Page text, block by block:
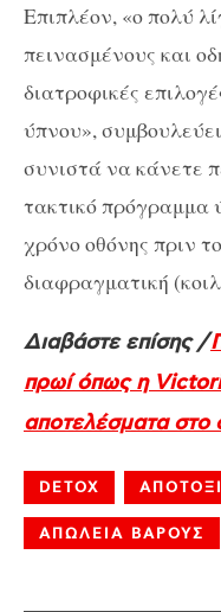
Επιπλέον, «ο πολύ
πεινασμένους και
διατροφικές
ύπνου»,
συνιστά να κάνετε
τακτικό πρόγραμμα
χρόνο οθόνης πριν
διαφραγματική
Διαβάστε επίσης /
πρωί όπως η
αποτελέσματα
DETOX
ΑΠΩΛΕΙΑ ΒΑΡΟΥΣ